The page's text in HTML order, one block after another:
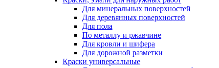
Для минеральных поверхностей
Для деревянных поверхностей
Для пола
По металлу и ржавчине
Для кровли и шифера
Для дорожной разметки
Краски универсальные